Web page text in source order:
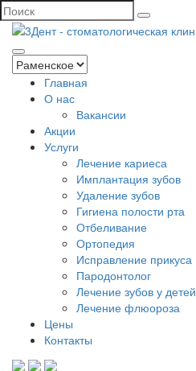
Главная
О нас
Вакансии
Акции
Услуги
Лечение кариеса
Имплантация зубов
Удаление зубов
Гигиена полости рта
Отбеливание
Ортопедия
Исправление прикуса
Пародонтолог
Лечение зубов у детей
Лечение флюороза
Цены
Контакты